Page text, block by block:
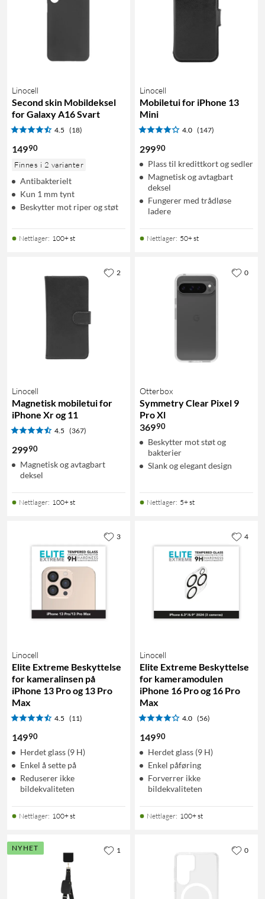
Linocell
Second skin Mobildeksel
for Galaxy A16 Svart
4.5 (18)
14990
Finnes i 2 varianter
Antibakterielt
Kun 1 mm tynt
Beskytter mot riper og støt
Nettlager: 100+ st
Linocell
Mobiletui for iPhone 13
Mini
4.0 (147)
29990
Plass til kredittkort og sedler
Magnetisk og avtagbart
deksel
Fungerer med trådløse
ladere
Nettlager: 50+ st
Linocell
Magnetisk mobiletui for
iPhone Xr og 11
4.5 (367)
29990
Magnetisk og avtagbart
deksel
Nettlager: 100+ st
2
Otterbox
Symmetry Clear Pixel 9
Pro Xl
36990
Beskytter mot støt og
bakterier
Slank og elegant design
Nettlager: 5+ st
0
Linocell
Elite Extreme Beskyttelse
for kameralinsen på
iPhone 13 Pro og 13 Pro
Max
4.5 (11)
14990
Herdet glass (9 H)
Enkel å sette på
Reduserer ikke
bildekvaliteten
Nettlager: 100+ st
3
Linocell
Elite Extreme Beskyttelse
for kameramodulen
iPhone 16 Pro og 16 Pro
Max
4.0 (56)
14990
Herdet glass (9 H)
Enkel påføring
Forverrer ikke
bildekvaliteten
Nettlager: 100+ st
4
NYHET 1 0